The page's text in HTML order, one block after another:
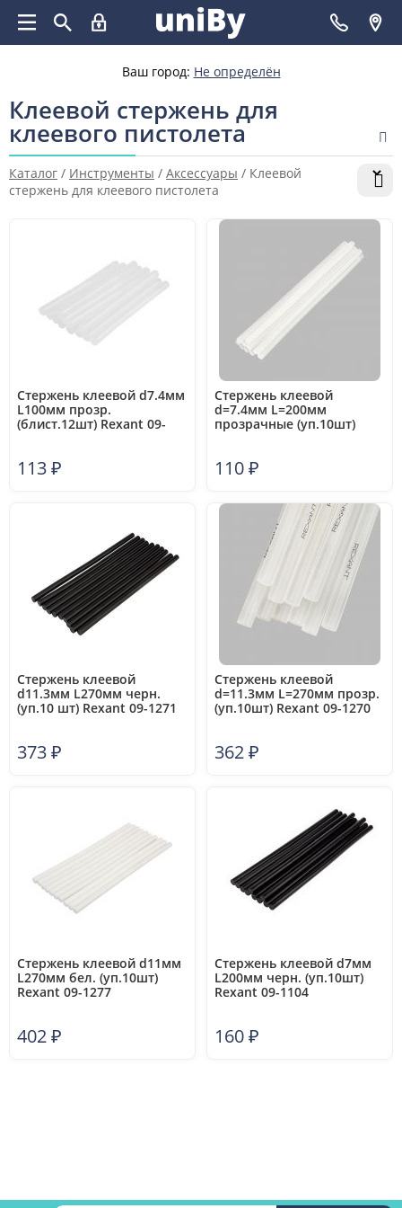
Ваш город: Не определён
Клеевой стержень для
клеевого пистолета
Каталог / Инструменты / Аксессуары / Клеевой
стержень для клеевого пистолета
Стержень клеевой d7.4мм
L100мм прозр.
(блист.12шт) Rexant 09-
113₽
Стержень клеевой
d=7.4мм L=200мм
прозрачные (уп.10шт)
110₽
Стержень клеевой
d11.3мм L270мм черн.
(уп.10 шт) Rexant 09-1271
373₽
Стержень клеевой
d=11.3мм L=270мм прозр.
(уп.10шт) Rexant 09-1270
362₽
Стержень клеевой d11мм
L270мм бел. (уп.10шт)
Rexant 09-1277
402₽
Стержень клеевой d7мм
L200мм черн. (уп.10шт)
Rexant 09-1104
160₽